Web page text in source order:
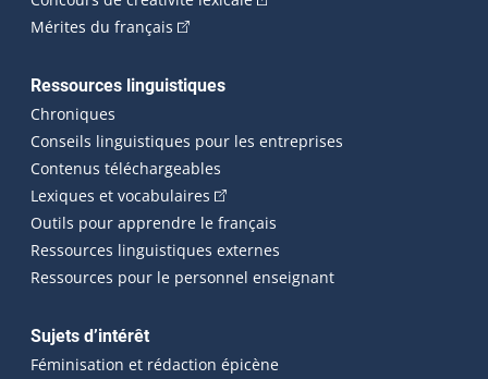
Mérites du français (Cet hyperlien externe s'ouvrira dans une
Ressources linguistiques
Chroniques
Conseils linguistiques pour les entreprises
Contenus téléchargeables
Lexiques et vocabulaires (Cet hyperlien externe s'ouvrira
Outils pour apprendre le français
Ressources linguistiques externes
Ressources pour le personnel enseignant
Sujets d’intérêt
Féminisation et rédaction épicène